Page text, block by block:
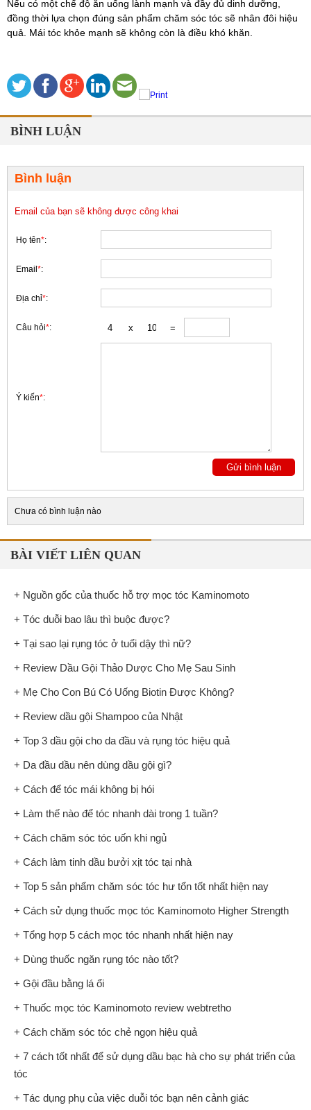
Nếu có một chế độ ăn uống lành mạnh và đầy đủ dinh dưỡng,
đồng thời lựa chọn đúng sản phẩm chăm sóc tóc sẽ nhân đôi hiệu
quả. Mái tóc khỏe mạnh sẽ không còn là điều khó khăn.
BÌNH LUẬN
Bình luận
Email của bạn sẽ không được công khai
Họ tên*:
Email *:
Địa chỉ*:
Câu hỏi*:
Ý kiến*:
Chưa có bình luận nào
BÀI VIẾT LIÊN QUAN
+ Nguồn gốc của thuốc hỗ trợ mọc tóc Kaminomoto
+ Tóc duỗi bao lâu thì buộc được?
+ Tại sao lại rụng tóc ở tuổi dậy thì nữ?
+ Review Dầu Gội Thảo Dược Cho Mẹ Sau Sinh
+ Mẹ Cho Con Bú Có Uống Biotin Được Không?
+ Review dầu gội Shampoo của Nhật
+ Top 3 dầu gội cho da đầu và rụng tóc hiệu quả
+ Da đầu dầu nên dùng dầu gội gì?
+ Cách để tóc mái không bị hói
+ Làm thế nào để tóc nhanh dài trong 1 tuần?
+ Cách chăm sóc tóc uốn khi ngủ
+ Cách làm tinh dầu bưởi xịt tóc tại nhà
+ Top 5 sản phẩm chăm sóc tóc hư tổn tốt nhất hiện nay
+ Cách sử dụng thuốc mọc tóc Kaminomoto Higher Strength
+ Tổng hợp 5 cách mọc tóc nhanh nhất hiện nay
+ Dùng thuốc ngăn rụng tóc nào tốt?
+ Gội đầu bằng lá ổi
+ Thuốc mọc tóc Kaminomoto review webtretho
+ Cách chăm sóc tóc chẻ ngọn hiệu quả
+ 7 cách tốt nhất để sử dụng dầu bạc hà cho sự phát triển của
tóc
+ Tác dụng phụ của việc duỗi tóc bạn nên cảnh giác